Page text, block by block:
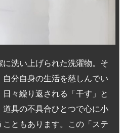
洗い上げられた洗濯物。そ
分自身の生活を慈しんでい
々繰り返される「干す」と
具の不具合ひとつで心に小
ともあります。この「ステ